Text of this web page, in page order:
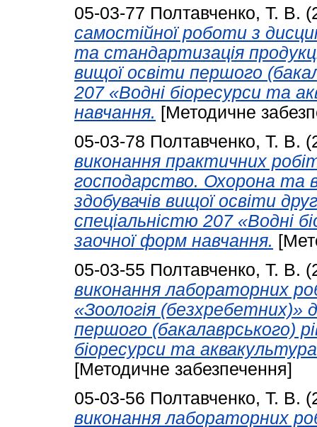
05-03-77 Полтавченко, Т. В.
самостійної роботи з
та стандартизація
вищої освіти першого
207 «Водні біоресурси та
навчання. [Методичне
05-03-78 Полтавченко, Т. В.
виконання практичних
господарство. Охорона та
здобувачів вищої освіти
спеціальністю 207 «Водні
заочної форм навчання.
05-03-55 Полтавченко, Т. В.
виконання лабораторних
«Зоологія (безхребетних)»
першого (бакалаврського)
біоресурси та
[Методичне забезпечення]
05-03-56 Полтавченко, Т. В.
виконання лабораторних